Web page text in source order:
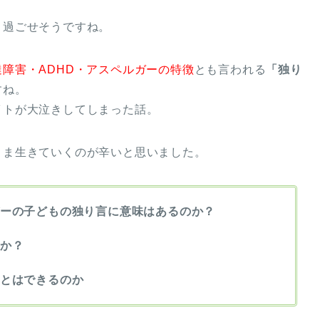
ごせそうですね。
障害・ADHD・アスペルガーの特徴 とも言われる
「独り
。
が大泣きしてしまった話。
生きていくのが辛いと思いました。
の子どもの独り言に意味はあるのか？
？
はできるのか